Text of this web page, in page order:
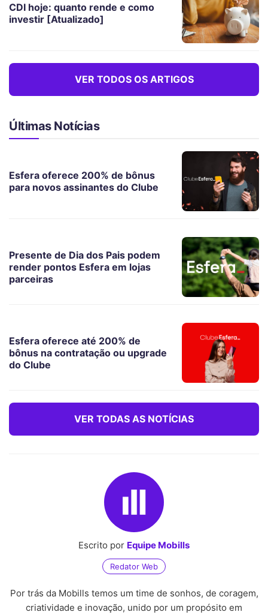
CDI hoje: quanto rende e como
investir [Atualizado]
VER TODOS OS ARTIGOS
Últimas Notícias
Esfera oferece 200% de bônus
para novos assinantes do Clube
Presente de Dia dos Pais podem
render pontos Esfera em lojas
parceiras
Esfera oferece até 200% de
bônus na contratação ou upgrade
do Clube
VER TODAS AS NOTÍCIAS
Escrito por Equipe Mobills
Redator Web
Por trás da Mobills temos um time de sonhos, de coragem,
criatividade e inovação, unido por um propósito em